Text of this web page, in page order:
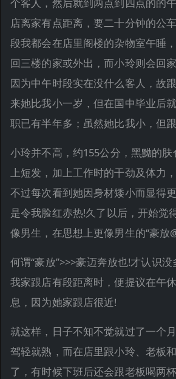
店离家有点距离，要二十分钟的公
段我都会在店里阁楼的杂物室午睡
回三楼的家或外出，而小玲则会回
因为中午时段实在没什么客人，故
来她比我小一岁，但在国中毕业后
职已有半年多；虽然她比我小，但
小玲并不高，约155公分，黑黝的
上短发，加上工作时的干劲及体力
不过每次看到她因身材矮小而显得
是令我脸红赤热!久了以后，开始觉
像男生，在思想上更像男生的“豪放
何谓“豪放”>>>豪迈奔放也!才认识
我家跟店有段距离时，便提议在午
息，因为她家跟店很近!
就这样，日子不知不觉就过了一个
驾轻就熟，而在店里跟小玲、老板
了，有时候下班后还会跟老板喝两